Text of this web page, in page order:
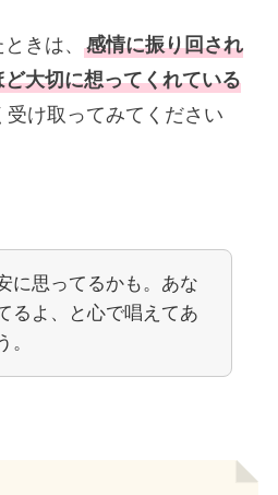
きは、 感情に振り回され
大切に想ってくれている
け取ってみてください
に思ってるかも。あな
るよ、と心で唱えてあ
。